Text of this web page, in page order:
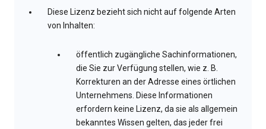
Diese Lizenz bezieht sich nicht auf folgende Arten
von Inhalten:
öffentlich zugängliche Sachinformationen,
die Sie zur Verfügung stellen, wie z. B.
Korrekturen an der Adresse eines örtlichen
Unternehmens. Diese Informationen
erfordern keine Lizenz, da sie als allgemein
bekanntes Wissen gelten, das jeder frei